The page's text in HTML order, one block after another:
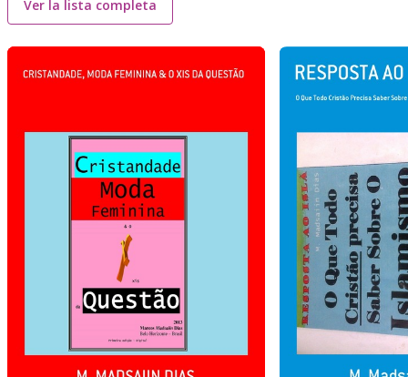
Ver la lista completa